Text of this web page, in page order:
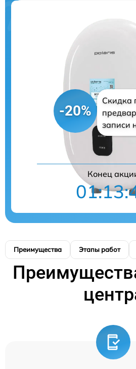
-20%
Скидка
записи
Конец
Преимущества Этапы работ